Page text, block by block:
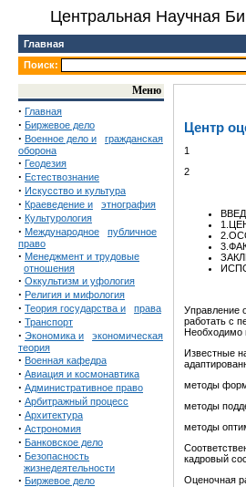
Центральная Научная
Главная
Поиск:
Меню
· Главная
· Биржевое дело
· Военное дело и
гражданская
оборона
· Геодезия
· Естествознание
· Искусство и культура
· Краеведение и этнография
· Культурология
· Международное
публичное
право
· Менеджмент и трудовые
отношения
· Оккультизм и уфология
· Религия и мифология
· Теория государства и права
· Транспорт
· Экономика и
экономическая
теория
· Военная кафедра
· Авиация и космонавтика
· Административное право
· Арбитражный процесс
· Архитектура
· Астрономия
· Банковское дело
· Безопасность
жизнедеятельности
· Биржевое дело
Центр
1
2
Управление
работать с
Необходимо
Известные
методы
методы
методы
кадровый
Оценочная